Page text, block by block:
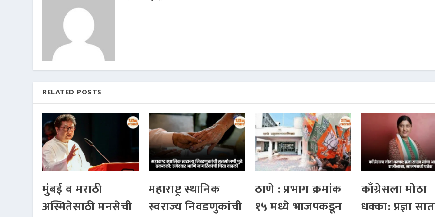
RELATED POSTS
मुंबई व मराठी
अस्मितेसाठी मनसेची
महाराष्ट्र स्थानिक
स्वराज्य निवडणुकांची
ठाणे : प्रभाग क्रमांक
१५ मध्ये भाजपकडून
काँग्रेसला मोठा
धक्का: प्रज्ञा